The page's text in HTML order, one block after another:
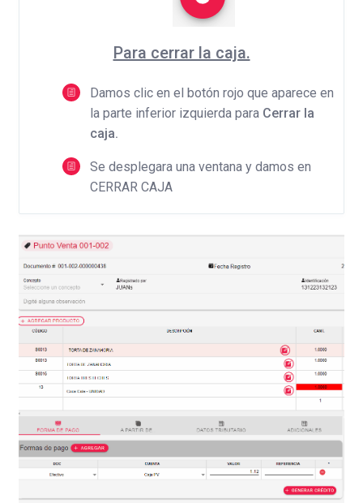
Para cerrar la caja.
Damos clic en el botón rojo que aparece en
la parte inferior izquierda para Cerrar la
caja.
Se desplegara una ventana y damos en
CERRAR CAJA